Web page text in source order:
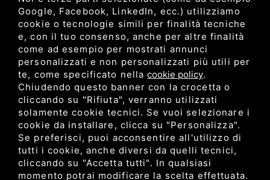
Dipartimento di Bioscienze e Tecnologie Agro Alimentari e
Ambientali
Università degli Studi di Teramo
C.F. 80052650548 •Privacy•Sitemap • Questo sito è protetto
da Google reCAPTCHA v3,Privacy PolicyeTerms of Service
Google.
Google, Facebook, LinkedIn, ecc.) utilizziamo
cookie o tecnologie simili per finalità tecniche
e, con il tuo consenso, anche per altre finalità
come ad esempio per mostrati annunci
personalizzati e non personalizzati più utili per
te, come specificato nellacookie policy.
Chiudendo questo banner con la crocetta o
cliccando su "Rifiuta", verranno utilizzati
solamente cookie tecnici. Se vuoi selezionare i
cookie da installare, clicca su "Personalizza".
Se preferisci, puoi acconsentire all'utilizzo di
tutti i cookie, anche diversi da quelli tecnici,
cliccando su "Accetta tutti". In qualsiasi
momento potrai modificare la scelta effettuata.